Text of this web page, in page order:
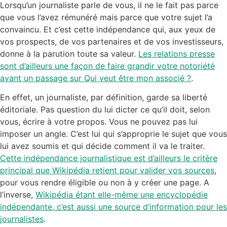
Lorsqu’un journaliste parle de vous, il ne le fait pas parce
que vous l’avez rémunéré mais parce que votre sujet l’a
convaincu. Et c’est cette indépendance qui, aux yeux de
vos prospects, de vos partenaires et de vos investisseurs,
donne à la parution toute sa valeur. Les relations presse
sont d’ailleurs une façon de faire grandir votre notoriété
avant un passage sur Qui veut être mon associé ?.
En effet, un journaliste, par définition, garde sa liberté
éditoriale. Pas question du lui dicter ce qu’il doit, selon
vous, écrire à votre propos. Vous ne pouvez pas lui
imposer un angle. C’est lui qui s’approprie le sujet que vous
lui avez soumis et qui décide comment il va le traiter.
Cette indépendance journalistique est d’ailleurs le critère
principal que Wikipédia retient pour valider vos sources,
pour vous rendre éligible ou non à y créer une page. A
l’inverse, Wikipédia étant elle-même une encyclopédie
indépendante, c’est aussi une source d’information pour les
journalistes.